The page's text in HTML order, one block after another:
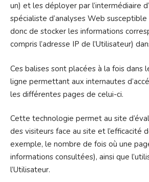
un) et les déployer par l’intermédiaire
spécialiste d’analyses Web
donc de stocker les informations
compris l’adresse IP de l’Utilisateur)
Ces balises sont placées à la fois dans
ligne permettant aux internautes
les différentes pages de celui-ci.
Cette technologie permet au site
des visiteurs face au site et l’efficacité
exemple, le nombre de fois où une
informations consultées), ainsi que
l’Utilisateur.